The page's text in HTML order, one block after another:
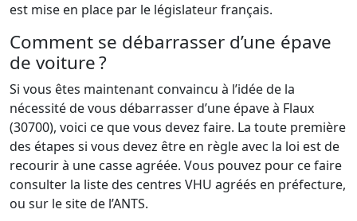
est mise en place par le législateur français.
Comment se débarrasser d’une épave
de voiture ?
Si vous êtes maintenant convaincu à l’idée de la
nécessité de vous débarrasser d’une épave à Flaux
(30700), voici ce que vous devez faire. La toute première
des étapes si vous devez être en règle avec la loi est de
recourir à une casse agréée. Vous pouvez pour ce faire
consulter la liste des centres VHU agréés en préfecture,
ou sur le site de l’ANTS.